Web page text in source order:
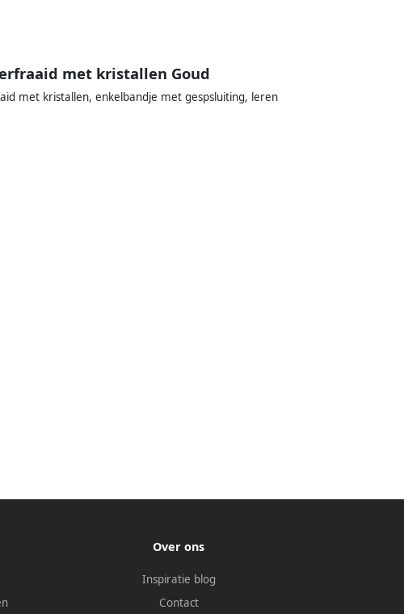
met kristallen Goud
met kristallen, enkelbandje met gespsluiting, leren
Over ons
Inspiratie blog
Contact